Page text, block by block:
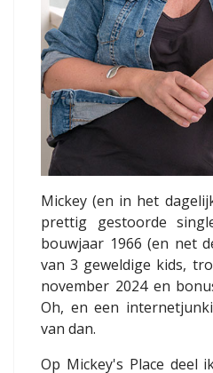
Mickey (en in het
prettig gestoorde
bouwjaar 1966 (en net
van 3 geweldige kids,
november 2024 en
Oh, en een
van dan.
Op Mickey's Place deel